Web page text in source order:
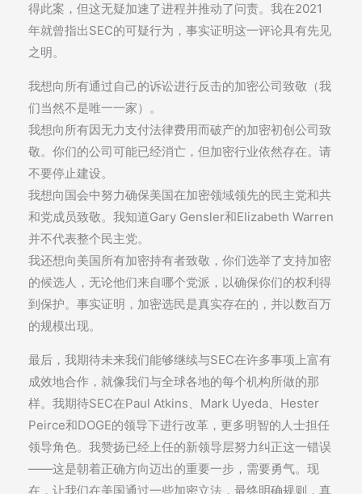
得此案，但这无疑加速了进程并推动了问责。我在2021
年就曾指出SEC的可疑行为，事实证明这一评论具有先见
之明。
我想向所有通过自己的诉讼进行反击的加密公司致敬（我
们当然不是唯一一家）。
我想向所有因无力支付法律费用而破产的加密初创公司致
敬。你们的公司可能已经消亡，但加密行业依然存在。请
不要停止建设。
我想向国会中努力确保美国在加密领域领先的民主党和共
和党成员致敬。我知道Gary Gensler和Elizabeth Warren
并不代表整个民主党。
我还想向美国所有加密持有者致敬，你们选举了支持加密
的候选人，无论他们来自哪个党派，以确保你们的权利得
到保护。事实证明，加密选民是真实存在的，并以数百万
的规模出现。
最后，我期待未来我们能够继续与SEC在许多事项上富有
成效地合作，就像我们与全球各地的每个机构所做的那
样。我期待SEC在Paul Atkins、Mark Uyeda、Hester
Peirce和DOGE的领导下进行改革，更多明智的人士担任
领导角色。我赞扬已经上任的新领导层努力纠正这一错误
——这是朝着正确方向迈出的重要一步，需要勇气。现
在，让我们在美国通过一些加密立法，最终明确规则，真